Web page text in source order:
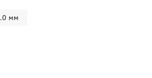
мм